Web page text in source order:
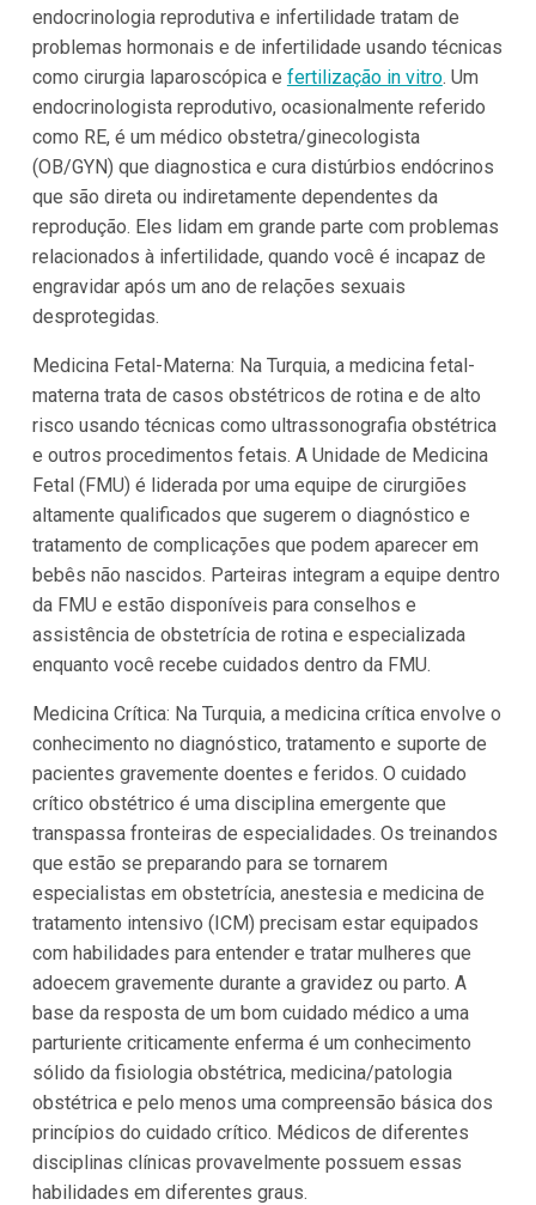
endocrinologia reprodutiva e infertilidade tratam de
problemas hormonais e de infertilidade usando técnicas
como cirurgia laparoscópica e fertilização in vitro. Um
endocrinologista reprodutivo, ocasionalmente referido
como RE, é um médico obstetra/ginecologista
(OB/GYN) que diagnostica e cura distúrbios endócrinos
que são direta ou indiretamente dependentes da
reprodução. Eles lidam em grande parte com problemas
relacionados à infertilidade, quando você é incapaz de
engravidar após um ano de relações sexuais
desprotegidas.
Medicina Fetal-Materna: Na Turquia, a medicina fetal-
materna trata de casos obstétricos de rotina e de alto
risco usando técnicas como ultrassonografia obstétrica
e outros procedimentos fetais. A Unidade de Medicina
Fetal (FMU) é liderada por uma equipe de cirurgiões
altamente qualificados que sugerem o diagnóstico e
tratamento de complicações que podem aparecer em
bebês não nascidos. Parteiras integram a equipe dentro
da FMU e estão disponíveis para conselhos e
assistência de obstetrícia de rotina e especializada
enquanto você recebe cuidados dentro da FMU.
Medicina Crítica: Na Turquia, a medicina crítica envolve o
conhecimento no diagnóstico, tratamento e suporte de
pacientes gravemente doentes e feridos. O cuidado
crítico obstétrico é uma disciplina emergente que
transpassa fronteiras de especialidades. Os treinandos
que estão se preparando para se tornarem
especialistas em obstetrícia, anestesia e medicina de
tratamento intensivo (ICM) precisam estar equipados
com habilidades para entender e tratar mulheres que
adoecem gravemente durante a gravidez ou parto. A
base da resposta de um bom cuidado médico a uma
parturiente criticamente enferma é um conhecimento
sólido da fisiologia obstétrica, medicina/patologia
obstétrica e pelo menos uma compreensão básica dos
princípios do cuidado crítico. Médicos de diferentes
disciplinas clínicas provavelmente possuem essas
habilidades em diferentes graus.